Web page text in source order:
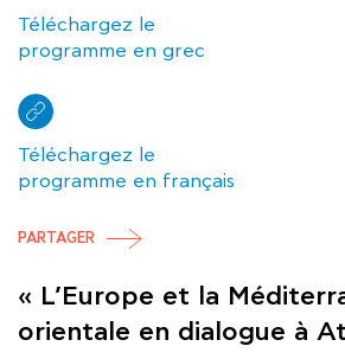
« L’Europe et la
orientale en dialogue à
Téléchargez le
programme en grec
Téléchargez le
programme en français
PARTAGER